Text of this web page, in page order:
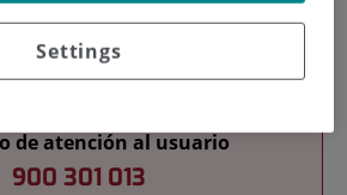
de atención al usuario
900 301 013
Settings